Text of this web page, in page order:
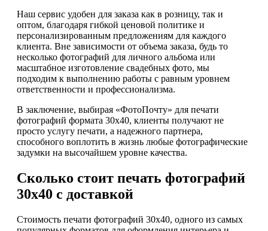
Наш сервис удобен для заказа как в розницу, так и
оптом, благодаря гибкой ценовой политике и
персонализированным предложениям для каждого
клиента. Вне зависимости от объема заказа, будь то
несколько фотографий для личного альбома или
масштабное изготовление свадебных фото, мы
подходим к выполнению работы с равным уровнем
ответственности и профессионализма.
В заключение, выбирая «ФотоПочту» для печати
фотографий формата 30х40, клиенты получают не
просто услугу печати, а надежного партнера,
способного воплотить в жизнь любые фотографические
задумки на высочайшем уровне качества.
Сколько стоит печать фотографий
30х40 с доставкой
Стоимость печати фотографий 30х40, одного из самых